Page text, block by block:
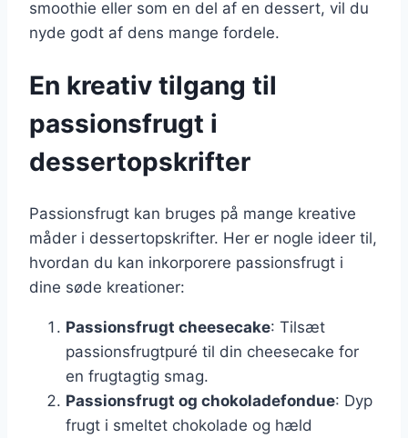
smoothie eller som en del af en dessert, vil du
nyde godt af dens mange fordele.
En kreativ tilgang til
passionsfrugt i
dessertopskrifter
Passionsfrugt kan bruges på mange kreative
måder i dessertopskrifter. Her er nogle ideer til,
hvordan du kan inkorporere passionsfrugt i
dine søde kreationer:
Passionsfrugt cheesecake: Tilsæt
passionsfrugtpuré til din cheesecake for
en frugtagtig smag.
Passionsfrugt og chokoladefondue: Dyp
frugt i smeltet chokolade og hæld